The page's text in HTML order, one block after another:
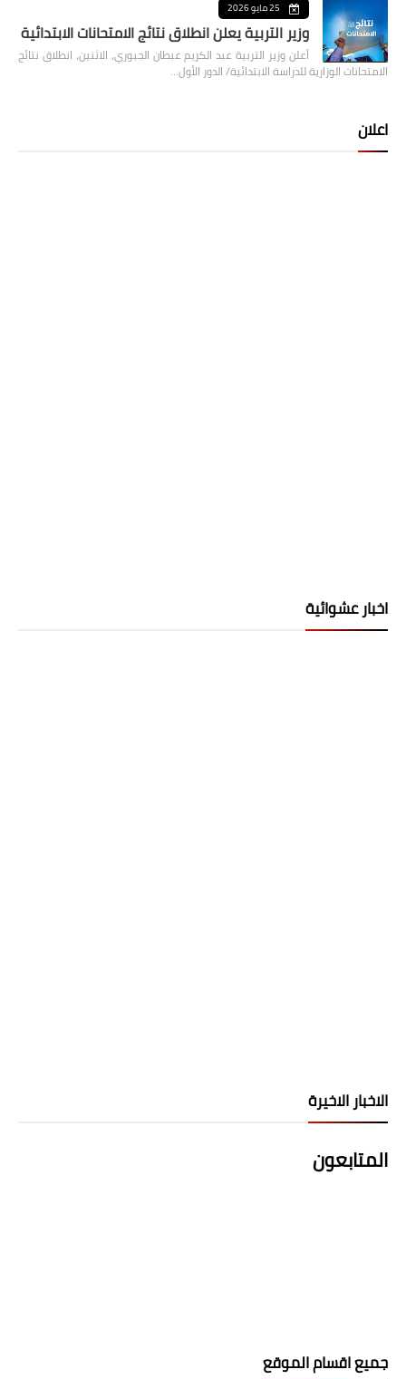
25 مايو 2026
وزير التربية يعلن انطلاق نتائج الامتحانات الابتدائية
أعلن وزير التربية عبد الكريم عبطان الجبوري، الاثنين، انطلاق نتائج
الامتحانات الوزارية للدراسة الابتدائية/ الدور الأول…
اعلان
اخبار عشوائية
الاخبار الاخيرة
المتابعون
جميع اقسام الموقع